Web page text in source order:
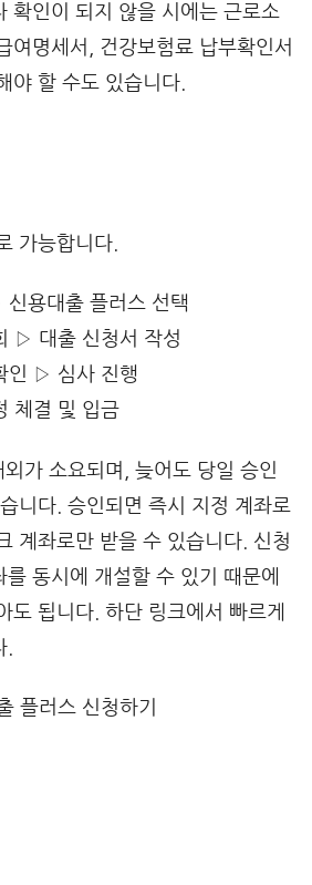
확인이 되지 않을 시에는 근로소
여명세서, 건강보험료 납부확인서
야 할 수도 있습니다.
가능합니다.
용대출 플러스 선택
▷ 대출 신청서 작성
인 ▷ 심사 진행
체결 및 입금
가 소요되며, 늦어도 당일 승인
니다. 승인되면 즉시 지정 계좌로
계좌로만 받을 수 있습니다. 신청
동시에 개설할 수 있기 때문에
도 됩니다. 하단 링크에서 빠르게